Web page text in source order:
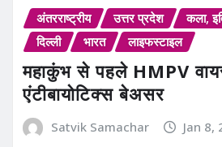
अंतरराष्ट्रीय उत्तर प्रदेश
कला,
दिल्ली
भारत लाइफस्टाइल
महाकुंभ से पहले HMPV
एंटीबायोटिक्स बेअसर
Satvik Samachar Jan 8,